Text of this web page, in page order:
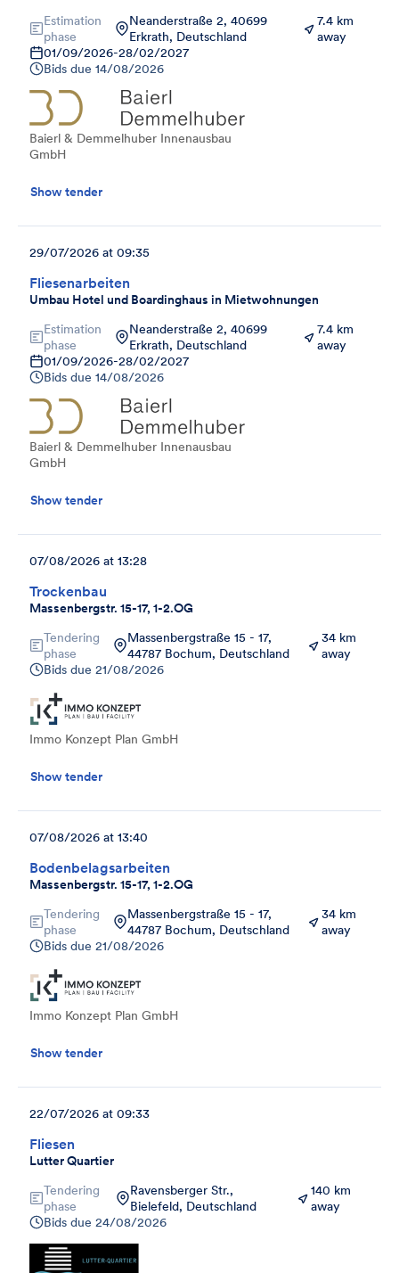
Estimation
phase
Neanderstraße 2, 40699
Erkrath, Deutschland
7.4 km
away
01/09/2026-28/02/2027
Bids due 14/08/2026
Baierl & Demmelhuber Innenausbau
GmbH
Show tender
Fliesenarbeiten
Umbau Hotel und Boardinghaus in Mietwohnungen
29/07/2026 at 09:35
Estimation
phase
Neanderstraße 2, 40699
Erkrath, Deutschland
7.4 km
away
01/09/2026-28/02/2027
Bids due 14/08/2026
Baierl & Demmelhuber Innenausbau
GmbH
Show tender
Trockenbau
Massenbergstr. 15-17, 1-2.OG
07/08/2026 at 13:28
Tendering
phase
Massenbergstraße 15 - 17,
44787 Bochum, Deutschland
34 km
away
Bids due 21/08/2026
Immo Konzept Plan GmbH
Show tender
Bodenbelagsarbeiten
Massenbergstr. 15-17, 1-2.OG
07/08/2026 at 13:40
Tendering
phase
Massenbergstraße 15 - 17,
44787 Bochum, Deutschland
34 km
away
Bids due 21/08/2026
Immo Konzept Plan GmbH
Show tender
Fliesen
Lutter Quartier
22/07/2026 at 09:33
Tendering
phase
Ravensberger Str.,
Bielefeld, Deutschland
140 km
away
Bids due 24/08/2026